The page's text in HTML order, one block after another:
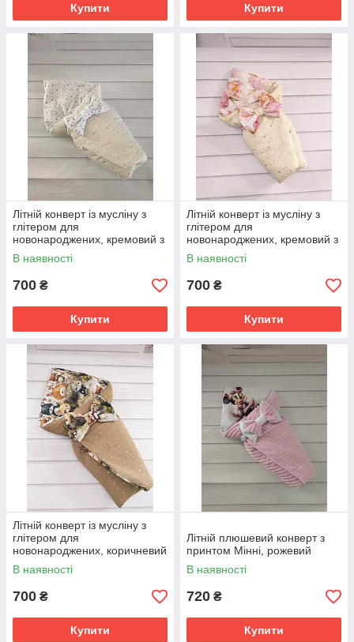
Купити Купити
Літній конверт із мусліну з
глітером для
новонароджених, кремовий з
принтом зірки
В наявності
700 ₴
Купити
Літній конверт із мусліну з
глітером для
новонароджених, кремовий з
принтом квіти
В наявності
700 ₴
Купити
Літній конверт із мусліну з
глітером для
новонароджених, коричневий
з принтом
В наявності
700 ₴
Купити
Літній плюшевий конверт з
принтом Мінні, рожевий
В наявності
720 ₴
Купити